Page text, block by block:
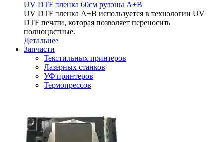
UV DTF пленка 60см рулоны A+B
UV DTF пленка A+B используется в технологии UV
DTF печати, которая позволяет переносить
полноцветные.
Детальнее
Запчасти
Текстильных принтеров
Лазерных станков
УФ принтеров
Термопрессов